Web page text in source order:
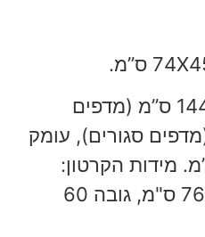
מידות הגריל: רוחב: 144 ס”מ (מדפים
ס”מ (מדפים סגורים), עומק
גובה 121 ס”מ. מידות הקרטון:
רוחב 98 ס"מ, עומק 76 ס"מ, גובה 60